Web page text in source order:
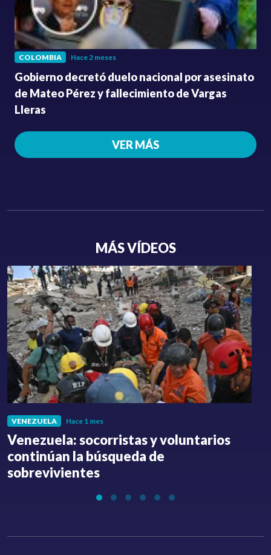
COLOMBIA Hace 2 meses
Gobierno decretó duelo nacional por asesinato
de Mateo Pérez y fallecimiento de Vargas
Lleras
VER MÁS
MÁS VÍDEOS
VENEZUELA Hace 1 mes
Venezuela: socorristas y voluntarios
continúan la búsqueda de
sobrevivientes